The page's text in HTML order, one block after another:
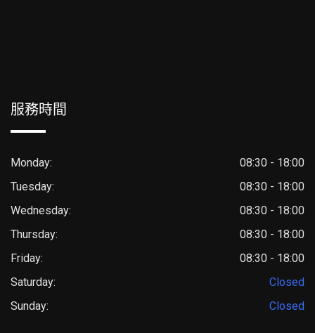
服務時間
Monday:
08:30 - 18:00
Tuesday:
08:30 - 18:00
Wednesday:
08:30 - 18:00
Thursday:
08:30 - 18:00
Friday:
08:30 - 18:00
Saturday:
Closed
Sunday:
Closed